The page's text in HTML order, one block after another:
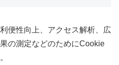
便性向上、アクセス解析、広
の測定などのためにCookie